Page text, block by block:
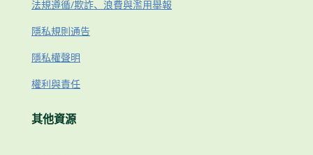
法規遵循/欺詐、浪費與濫用舉報
隱私規則通告
隱私權聲明
權利與責任
其他資源